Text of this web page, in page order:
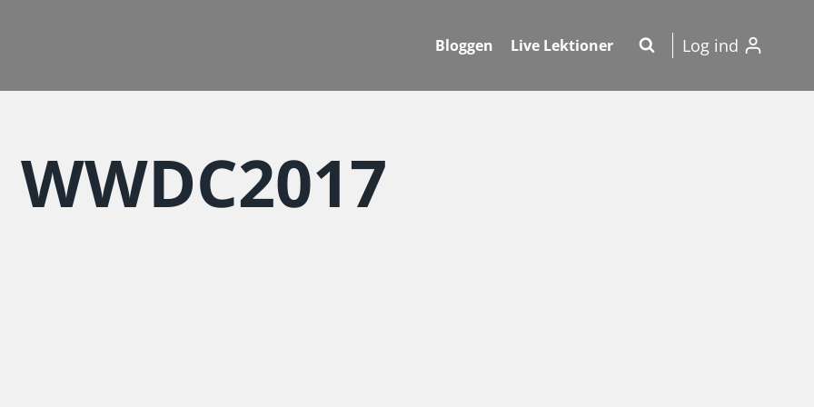
Bloggen Live Lektioner Log ind
WWDC2017